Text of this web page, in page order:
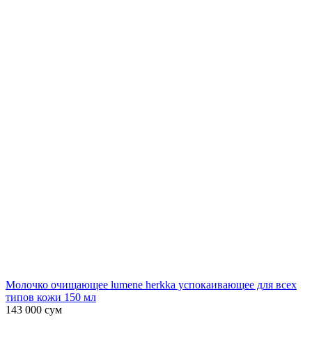
Молочко очищающее lumene herkka успокаивающее для всех
типов кожи 150 мл
143 000 сум